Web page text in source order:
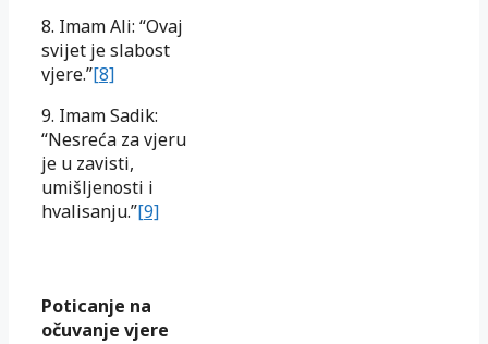
8. Imam Ali: “Ovaj
svijet je slabost
vjere.”[8]
9. Imam Sadik:
“Nesreća za vjeru
je u zavisti,
umišljenosti i
hvalisanju.”[9]
Poticanje na
očuvanje vjere